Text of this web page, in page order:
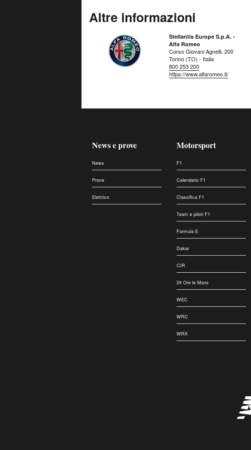
Altre informazioni
Stellantis Europe S.p.A. -
Alfa Romeo
Corso Giovani Agnelli, 200
Torino (TO) - Italia
800 253 200
https://www.alfaromeo.it/
News e prove
News
Prove
Elettrico
Motorsport
F1
Calendario F1
Classifica F1
Team e piloti F1
Formula E
Dakar
CIR
24 Ore le Mans
WEC
WRC
WRX